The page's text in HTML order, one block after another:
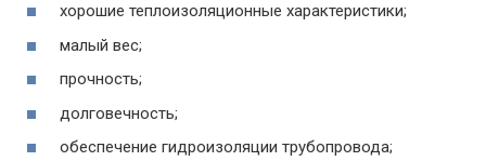
хорошие теплоизоляционные характеристики;
малый вес;
прочность;
долговечность;
обеспечение гидроизоляции трубопровода;